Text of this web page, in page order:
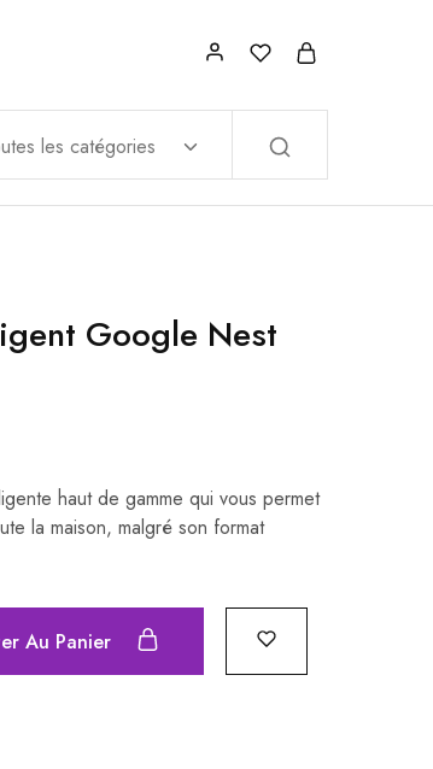
les catégories
Google Nest
haut de gamme qui vous permet
la maison, malgré son format
Au Panier